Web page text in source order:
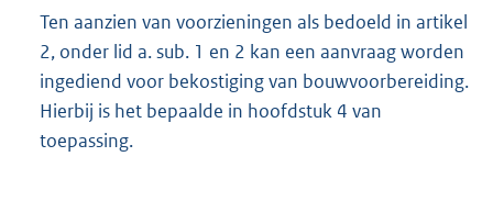
Ten aanzien van voorzieningen als bedoeld in artikel
2, onder lid a. sub. 1 en 2 kan een aanvraag worden
ingediend voor bekostiging van bouwvoorbereiding.
Hierbij is het bepaalde in hoofdstuk 4 van
toepassing.